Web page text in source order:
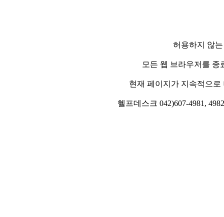
허용하지 않
모든 웹 브라우저를
현재 페이지가 지속적으
헬프데스크 042)607-4981,